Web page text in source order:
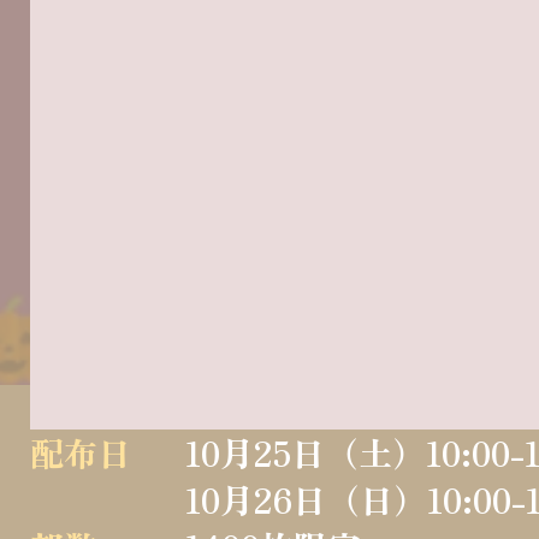
配布日
10月25日（土）10:00-
10月26日（日）10:00-